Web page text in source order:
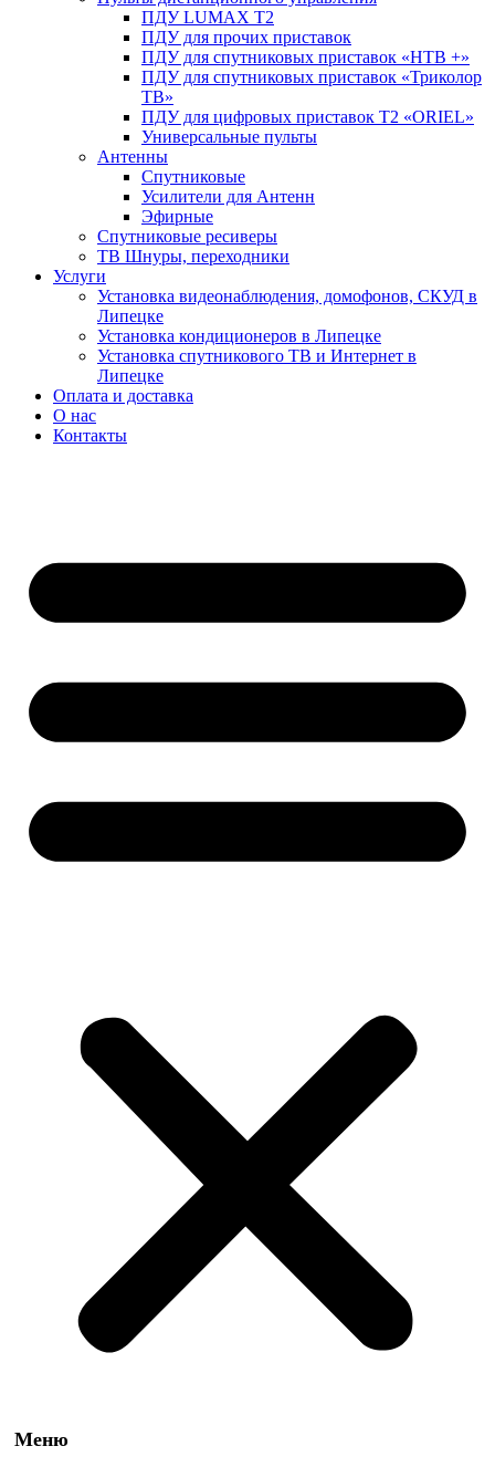
ПДУ LUMAX Т2
ПДУ для прочих приставок
ПДУ для спутниковых приставок «НТВ +»
ПДУ для спутниковых приставок «Триколор
ТВ»
ПДУ для цифровых приставок Т2 «ORIEL»
Универсальные пульты
Антенны
Спутниковые
Усилители для Антенн
Эфирные
Спутниковые ресиверы
ТВ Шнуры, переходники
Услуги
Установка видеонаблюдения, домофонов, СКУД в
Липецке
Установка кондиционеров в Липецке
Установка спутникового ТВ и Интернет в
Липецке
Оплата и доставка
О нас
Контакты